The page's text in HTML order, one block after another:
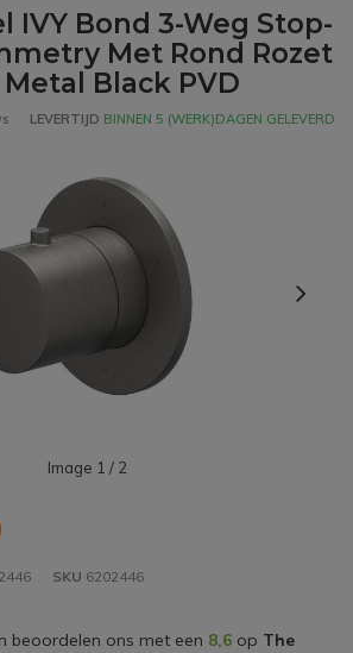
IVY Bond 3-Weg Stop-
Met Rond Rozet
Black PVD
LEVERTIJD BINNEN 5 (WERK)DAGEN GELEVERD
Image 1 / 2
SKU 6202446
beoordelen ons met een 8,6op The